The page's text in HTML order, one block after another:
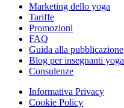
Marketing dello yoga
Tariffe
Promozioni
FAQ
Guida alla pubblicazione
Blog per insegnanti yoga
Consulenze
Informativa Privacy
Cookie Policy